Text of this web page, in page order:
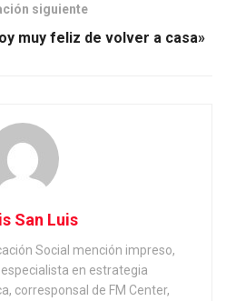
siguiente
muy feliz de volver a casa»
San Luis
Social mención impreso,
en estrategia
corresponsal de FM Center,